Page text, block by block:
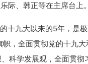
际、韩正等在主席台上。
九大以来的5年，是极
，全面贯彻党的十九
科学发展观，全面贯